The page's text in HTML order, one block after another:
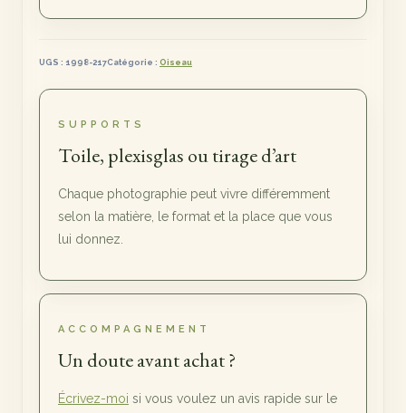
UGS : 1998-217Catégorie : Oiseau
SUPPORTS
Toile, plexisglas ou tirage d’art
Chaque photographie peut vivre différemment
selon la matière, le format et la place que vous
lui donnez.
ACCOMPAGNEMENT
Un doute avant achat ?
Écrivez-moi si vous voulez un avis rapide sur le